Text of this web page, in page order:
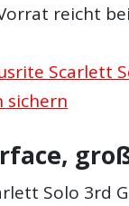
reicht
Scarlett
sichern
Solo 3rd